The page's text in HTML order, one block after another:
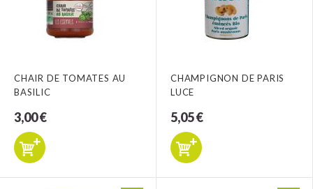
CHAIR DE TOMATES AU
BASILIC
3,00 €
CHAMPIGNON DE PARIS
LUCE
5,05 €